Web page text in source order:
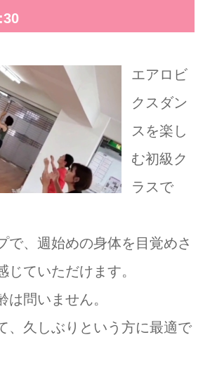
エアロビ
クスダン
スを楽し
む初級ク
ラスで
で、週始めの身体を目覚めさ
じていただけます。
は問いません。
、久しぶりという方に最適で